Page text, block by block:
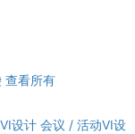
查看所有
设计 会议 / 活动VI设